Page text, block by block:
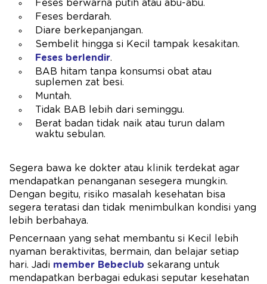
Feses berwarna putih atau abu-abu.
Feses berdarah.
Diare berkepanjangan.
Sembelit hingga si Kecil tampak kesakitan.
Feses berlendir.
BAB hitam tanpa konsumsi obat atau
suplemen zat besi.
Muntah.
Tidak BAB lebih dari seminggu.
Berat badan tidak naik atau turun dalam
waktu sebulan.
Segera bawa ke dokter atau klinik terdekat agar
mendapatkan penanganan sesegera mungkin.
Dengan begitu, risiko masalah kesehatan bisa
segera teratasi dan tidak menimbulkan kondisi yang
lebih berbahaya.
Pencernaan yang sehat membantu si Kecil lebih
nyaman beraktivitas, bermain, dan belajar setiap
hari. Jadi member Bebeclub sekarang untuk
mendapatkan berbagai edukasi seputar kesehatan